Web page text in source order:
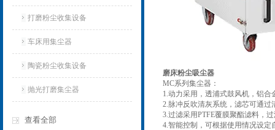
打磨粉尘收集设备
车床用集尘器
陶瓷粉尘收集设备
抛光打磨集尘器
查看全部
磨床粉尘吸尘器
MC系列集尘器：
1.动力采用，透浦式鼓风机，铝
2.脉冲反吹清灰系统，滤芯可通
3.过滤采用PTFE覆膜聚酯滤料，
4.智能控制，可根据使用情况设定